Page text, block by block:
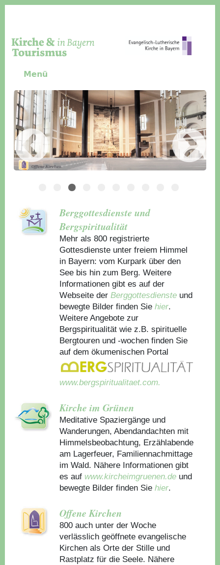
Menü
Slider Icon
Bild
Häuser für Gruppen
Berggottesdienste und
Bergspiritualität
Mehr als 800 registrierte
Gottesdienste unter freiem Himmel
in Bayern: vom Kurpark über den
See bis hin zum Berg. Weitere
Informationen gibt es auf der
Webseite derBerggottesdienste und
bewegte Bilder finden Sie hier.
Weitere Angebote zur
Bergspiritualität wie z.B. spirituelle
Bergtouren und -wochen finden Sie
auf dem ökumenischen Portal
www.bergspiritualitaet.com.
Kirche im Grünen
Meditative Spaziergänge und
Wanderungen, Abendandachten mit
Himmelsbeobachtung, Erzählabende
am Lagerfeuer, Familiennachmittage
im Wald. Nähere Informationen gibt
es auf www.kircheimgruenen.de und
bewegte Bilder finden Sie hier.
Offene Kirchen
800 auch unter der Woche
verlässlich geöffnete evangelische
Kirchen als Orte der Stille und
Rastplatz für die Seele. Nähere